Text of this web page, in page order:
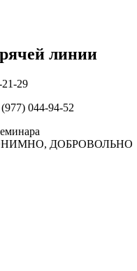
линии
29
044-94-52
ДОБРОВОЛЬНО